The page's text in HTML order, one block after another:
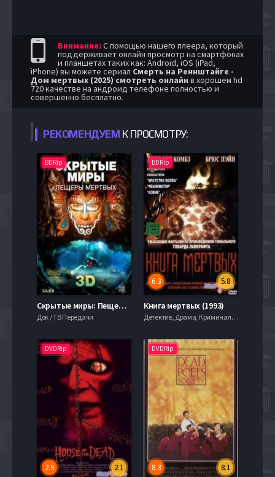
Внимание: С помощью нашего плеера, который
поддерживает онлайн просмотр на смартфонах
и планшетах таких как: Android, iOS (iPad,
iPhone) вы можете сериал Смерть на Реннштайге -
Дом мертвых (2025) смотреть онлайн в хорошем hd
720 качестве на андроид телефоне полностью и
совершенно бесплатно.
РЕКОМЕНДУЕМ К ПРОСМОТРУ:
BDRip
Скрытые миры: Пещеры Мертвых (2013)
Док / ТВ Передачи
BDRip
5.8
6.3
Книга мертвых (1993)
Детектив, Драма, Криминал, 720hd, mobilen,
DVDRip
2.1
2.9
DVDRip
8.1
8.3